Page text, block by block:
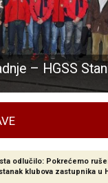
odlučilo: Pokrećemo
klubova zastupnika u